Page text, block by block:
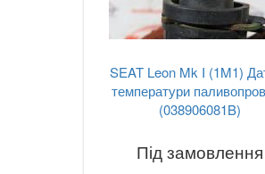
SEAT Leon Mk I (1M1)
температури
(038906081B)
Під замовлення